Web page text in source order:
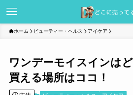
ホーム ビューティー・ヘルス アイケア
ワンデーモイスインは
買える場所はココ！